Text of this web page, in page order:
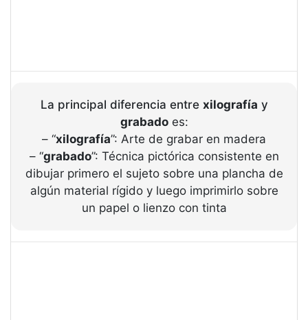
La principal diferencia entre xilografía y
grabadoes:
– “xilografía”: Arte de grabar en madera
– “grabado”: Técnica pictórica consistente en
dibujar primero el sujeto sobre una plancha de
algún material rígido y luego imprimirlo sobre
un papel o lienzo con tinta